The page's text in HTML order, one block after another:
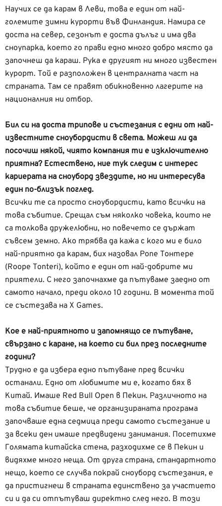
Научих се да карам в Леви, това е един от най-
големите зимни курорти във Финландия. Намира се
доста на север, сезонът е доста дълъг и има два
сноупарка, което го прави едно много добро място да
започнеш да караш. Рука е другият ни много известен
курорт. Той е разположен в централната част на
страната. Там се правят обикновенно лагерите на
националния ни отбор.
Бил си на доста трипове и състезания с едни от най-
известните сноубордисти в света. Можеш ли да
посочиш някой, чиято компания ти е изключително
приятна? Естествено, ние тук следим с интерес
кариерата на сноуборд звездите, но ни интересува
един по-близък поглед.
Всички те са просто сноубордисти, като всички на
това събитие. Срещал съм няколко човека, които не
са толкова дружелюбни, но повечето се държат
съвсем земно. Ако трябва да кажа с кого ми е било
най-приятно да карам, бих назовал Ропе Тонтере
(Roope Tonteri), който е един от най-добрите ми
приятели. С него започнахме да пътуваме заедно от
самото начало, преди около 10 години. В момента той
се състезава на X Games.
Кое е най-приятното и запомнящо се пътуване,
свързано с каране, на което си бил през последните
години?
Трудно е да избера едно пътуване пред всички
останали. Едно от любимите ми е, когато бях в
Китай. Имаше Red Bull Open в Пекин. Различното на
това събитие беше, че организираната програма
започваше една седмица преди самото състезание и
за всеки ден имаше предвидени занимания. Посетихме
Голямата китайска стена, разходихме се в Пекин и
видяхме много неща. От друга страна, стандартното
нещо, което се случва покрай сноуборд състезания, е
да пристигнеш в страната единствено за участието
си и да си отпътуваш директно след него. В този